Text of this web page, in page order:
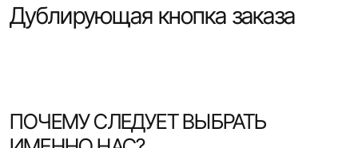
Дублирующая кнопка заказа
ПОЧЕМУ СЛЕДУЕТ ВЫБРАТЬ